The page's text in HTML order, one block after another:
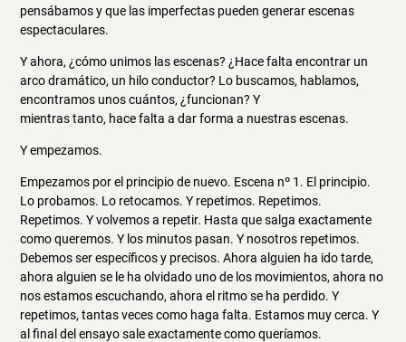
pensábamos y que las imperfectas pueden generar escenas
espectaculares.
Y ahora, ¿cómo unimos las escenas? ¿Hace falta encontrar un
arco dramático, un hilo conductor? Lo buscamos, hablamos,
encontramos unos cuántos, ¿funcionan? Y
mientras tanto, hace falta a dar forma a nuestras escenas.
Y empezamos.
Empezamos por el principio de nuevo. Escena nº 1. El principio.
Lo probamos. Lo retocamos. Y repetimos. Repetimos.
Repetimos. Y volvemos a repetir. Hasta que salga exactamente
como queremos. Y los minutos pasan. Y nosotros repetimos.
Debemos ser específicos y precisos. Ahora alguien ha ido tarde,
ahora alguien se le ha olvidado uno de los movimientos, ahora no
nos estamos escuchando, ahora el ritmo se ha perdido. Y
repetimos, tantas veces como haga falta. Estamos muy cerca. Y
al final del ensayo sale exactamente como queríamos.